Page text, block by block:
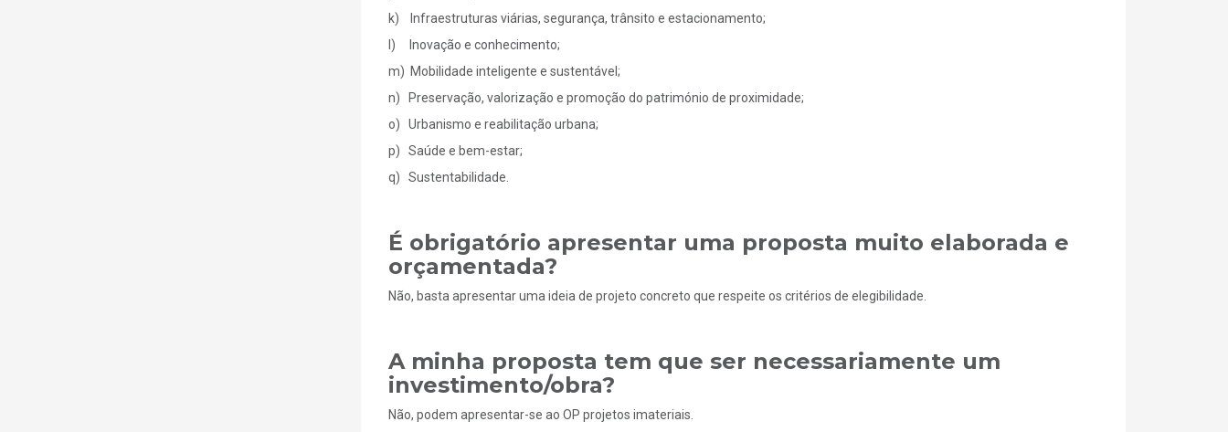
k) Infraestruturas viárias, segurança, trânsito e estacionamento;
l) Inovação e conhecimento;
m) Mobilidade inteligente e sustentável;
n) Preservação, valorização e promoção do património de proximidade;
o) Urbanismo e reabilitação urbana;
p) Saúde e bem-estar;
q) Sustentabilidade.
É obrigatório apresentar uma proposta muito elaborada e
orçamentada?
Não, basta apresentar uma ideia de projeto concreto que respeite os critérios de elegibilidade.
A minha proposta tem que ser necessariamente um
investimento/obra?
Não, podem apresentar-se ao OP projetos imateriais.